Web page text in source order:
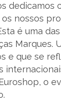
dedicamos
nossos
é uma
Marques.
e que se
o